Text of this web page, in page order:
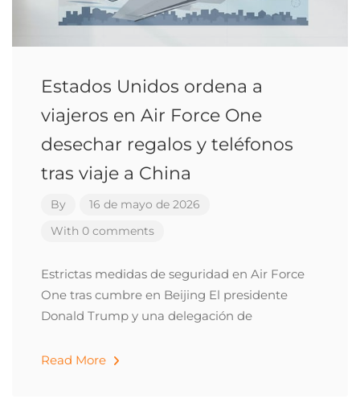
Estados Unidos ordena a
viajeros en Air Force One
desechar regalos y teléfonos
tras viaje a China
By
16 de mayo de 2026
With 0 comments
Estrictas medidas de seguridad en Air Force
One tras cumbre en Beijing El presidente
Donald Trump y una delegación de
Read More